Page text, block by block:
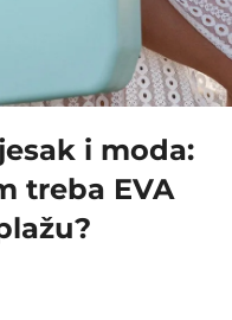
i moda:
treba EVA